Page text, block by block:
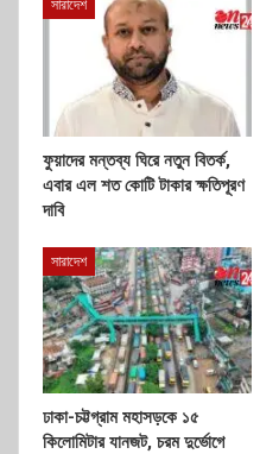
সারাদেশ
ফুয়াদের মন্তব্য ঘিরে নতুন বিতর্ক,
এবার এল শত কোটি টাকার ক্ষতিপূরণ
দাবি
সারাদেশ
ঢাকা-চট্টগ্রাম মহাসড়কে ১৫
কিলোমিটার যানজট, চরম দুর্ভোগে